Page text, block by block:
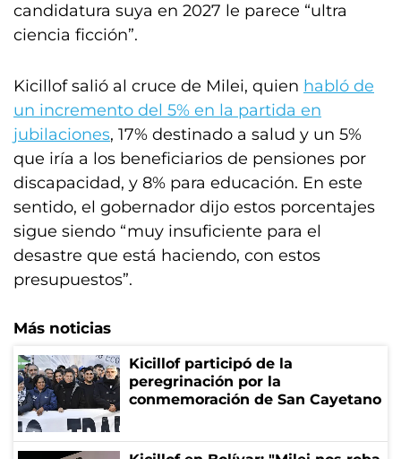
candidatura suya en 2027 le parece “ultra
ciencia ficción”.
Kicillof salió al cruce de Milei, quien habló de
un incremento del 5% en la partida en
jubilaciones, 17% destinado a salud y un 5%
que iría a los beneficiarios de pensiones por
discapacidad, y 8% para educación. En este
sentido, el gobernador dijo estos porcentajes
sigue siendo “muy insuficiente para el
desastre que está haciendo, con estos
presupuestos”.
Más noticias
Kicillof participó de la
peregrinación por la
conmemoración de San Cayetano